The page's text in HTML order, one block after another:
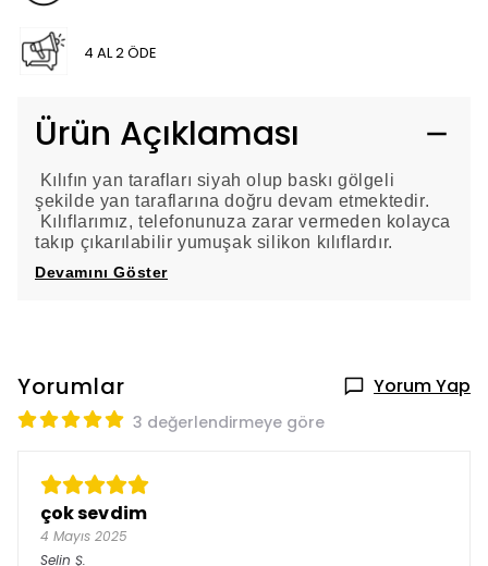
4 AL 2 ÖDE
Ürün Açıklaması
Kılıfın yan tarafları siyah olup baskı gölgeli
şekilde yan taraflarına doğru devam etmektedir.
Kılıflarımız, telefonunuza zarar vermeden kolayca
takıp çıkarılabilir yumuşak silikon kılıflardır.
Devamını Göster
Yorumlar Yorum Yap
3 değerlendirmeye göre
çok sevdim
4 Mayıs 2025
Selin Ş.